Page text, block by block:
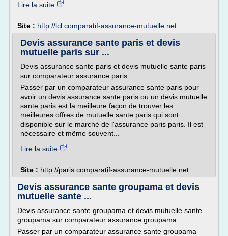
Lire la suite
Site : http://lcl.comparatif-assurance-mutuelle.net
Devis assurance sante paris et devis
mutuelle paris sur ...
Devis assurance sante paris et devis mutuelle sante paris
sur comparateur assurance paris
Passer par un comparateur assurance sante paris pour
avoir un devis assurance sante paris ou un devis mutuelle
sante paris est la meilleure façon de trouver les
meilleures offres de mutuelle sante paris qui sont
disponible sur le marché de l'assurance paris paris. Il est
nécessaire et même souvent...
Lire la suite
Site : http://paris.comparatif-assurance-mutuelle.net
Devis assurance sante groupama et devis
mutuelle sante ...
Devis assurance sante groupama et devis mutuelle sante
groupama sur comparateur assurance groupama
Passer par un comparateur assurance sante groupama